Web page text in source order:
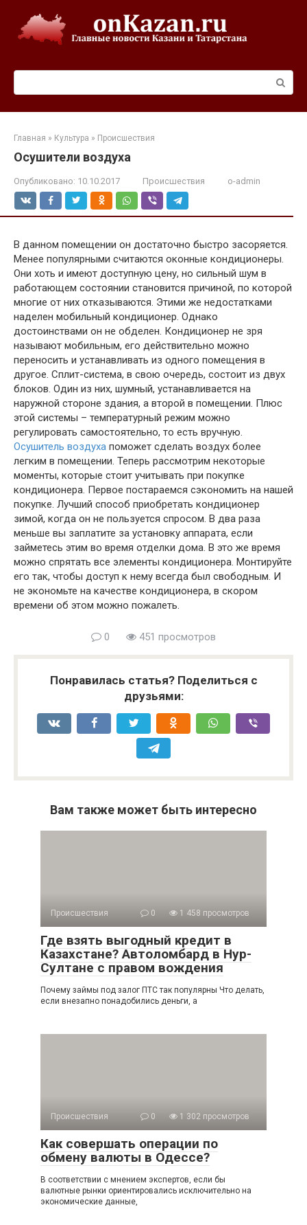
контенту
Главная » Культура » Происшествия
Осушители воздуха
Опубликовано: 10.10.2017 Происшествия o-admin
В данном помещении он достаточно быстро засоряется.
Менее популярными считаются оконные кондиционеры.
Они хоть и имеют доступную цену, но сильный шум в
работающем состоянии становится причиной, по которой
многие от них отказываются. Этими же недостатками
наделен мобильный кондиционер. Однако
достоинствами он не обделен. Кондиционер не зря
называют мобильным, его действительно можно
переносить и устанавливать из одного помещения в
другое. Сплит-система, в свою очередь, состоит из двух
блоков. Один из них, шумный, устанавливается на
наружной стороне здания, а второй в помещении. Плюс
этой системы – температурный режим можно
регулировать самостоятельно, то есть вручную.
Осушитель воздуха поможет сделать воздух более
легким в помещении. Теперь рассмотрим некоторые
моменты, которые стоит учитывать при покупке
кондиционера. Первое постараемся сэкономить на нашей
покупке. Лучший способ приобретать кондиционер
зимой, когда он не пользуется спросом. В два раза
меньше вы заплатите за установку аппарата, если
займетесь этим во время отделки дома. В это же время
можно спрятать все элементы кондиционера. Монтируйте
его так, чтобы доступ к нему всегда был свободным. И
не экономьте на качестве кондиционера, в скором
времени об этом можно пожалеть.
0 451 просмотров
Понравилась статья? Поделиться с
друзьями:
Вам также может быть интересно
Происшествия 0 1 458 просмотров
Где взять выгодный кредит в
Казахстане? Автоломбард в Нур-
Султане с правом вождения
Почему займы под залог ПТС так популярны Что делать,
если внезапно понадобились деньги, а
Происшествия 0 1 302 просмотров
Как совершать операции по
обмену валюты в Одессе?
В соответствии с мнением экспертов, если бы
валютные рынки ориентировались исключительно на
экономические данные,